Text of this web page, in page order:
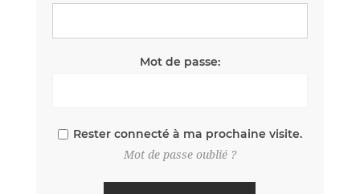
Mot de passe:
Rester connecté à ma prochaine visite.
Mot de passe oublié ?